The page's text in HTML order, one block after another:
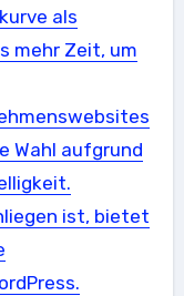
als
mehr Zeit, um
Wahl aufgrund
ist, bietet